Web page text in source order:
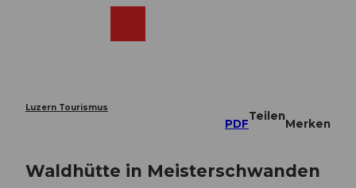
Luzern Tourismus
PDF
Teilen
Merken
Waldhütte in Meisterschwanden